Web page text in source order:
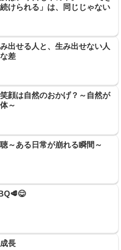
けられる」は、同じじゃない
出せる人と、生み出せない人
差
顔は自然のおかげ？～自然が
～
～ある日常が崩れる瞬間～
長